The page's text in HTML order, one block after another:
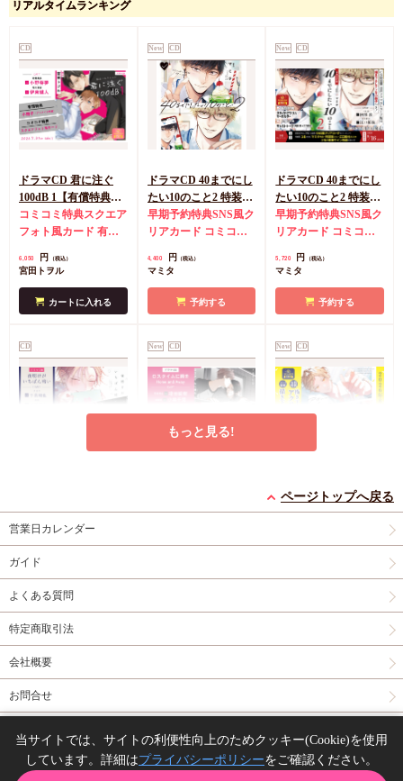
リアルタイムランキング
CD
ドラマCD 君に注ぐ
100dB 1【有償特典・
『ドラマCD 君に注ぐ
100dB 1』宮田トヲル
子】
コミコミ特典スクエア
フォト風カード 有償
に注ぐ100dB 1』宮田
小冊子
6,050 円 （税込）
宮田トヲル
カートに入れる
New CD
ドラマCD 40までにし
たい10のこと2 特装盤
【マンガ小冊子セッ
ト】（単品）【2026年
約キャンペーン実施】
早期予約特典SNS風ク
リアカード コミコミ
源CD
4,400 円 （税込）
マミタ
予約する
New CD
ドラマCD 40までにし
たい10のこと2 特装盤
【マンガ小冊子セッ
ト】【有償特典・スラ
ダー】【2026年8月16
ンペーン実施】
早期予約特典SNS風ク
リアカード コミコミ
源CD
5,720 円 （税込）
マミタ
予約する
CD
メーカー初回特典プチ
コミックス スクエア
フォト風カード
3,520
山田ノノノ
カートに入れる
New CD
completeBOX【有償特
9月18日まで！早期予
早期予約特典フォトグ
償特典チェキ風ミニイ
典・小冊子
New CD
愛し愛され【有償特
典・百瀬あん先生描き
ド】
コミコミ特典百瀬あん
有償特典・百瀬あん先
スタンド
CD
ドラマCD 恋も過ぎれ
New CD CD
ドラマCD アフター・
もっと見る!
ページトップへ戻る
営業日カレンダー
ガイド
よくある質問
特定商取引法
会社概要
お問合せ
Copyright(C) comicomi studio. All right reserved.
当サイトでは、サイトの利便性向上のためクッキー(Cookie)を使用
しています。詳細はプライバシーポリシーをご確認ください。